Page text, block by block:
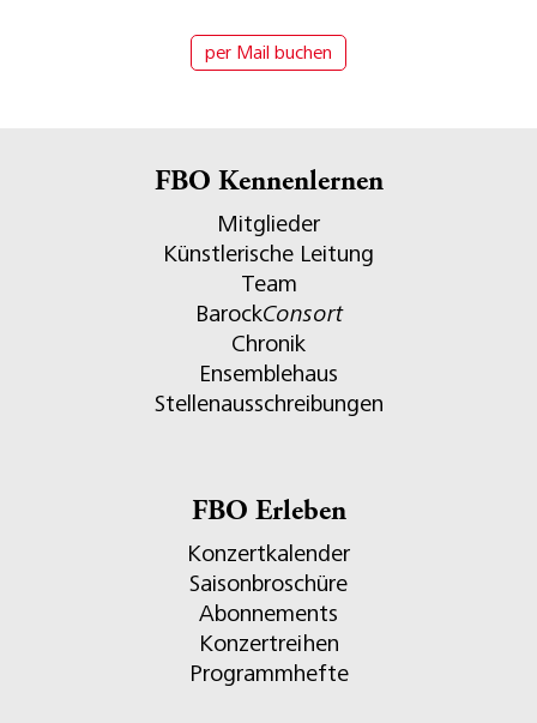
per Mail buchen
FBO Kennenlernen
Mitglieder
Künstlerische Leitung
Team
BarockConsort
Chronik
Ensemblehaus
Stellenausschreibungen
FBO Erleben
Konzertkalender
Saisonbroschüre
Abonnements
Konzertreihen
Programmhefte